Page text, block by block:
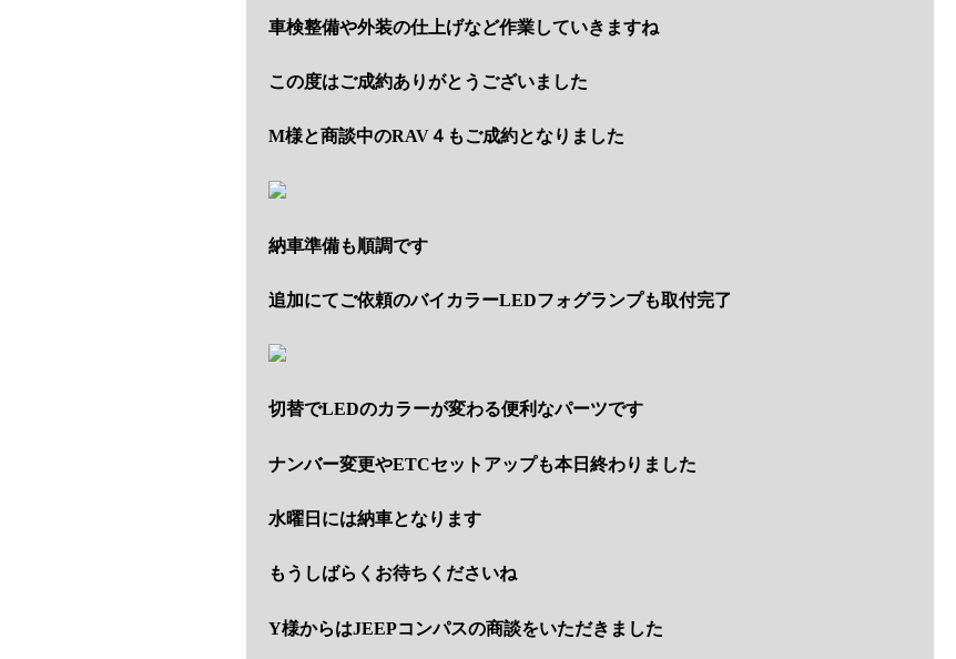
車検整備や外装の仕上げなど作業していきますね
この度はご成約ありがとうございました
M様と商談中のRAV４もご成約となりました
納車準備も順調です
追加にてご依頼のバイカラーLEDフォグランプも取付完了
切替でLEDのカラーが変わる便利なパーツです
ナンバー変更やETCセットアップも本日終わりました
水曜日には納車となります
もうしばらくお待ちくださいね
Y様からはJEEPコンパスの商談をいただきました